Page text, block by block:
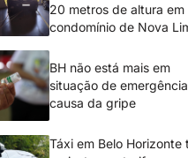
20 metros de altura em
condomínio de Nova
BH não está mais em
situação de
causa da gripe
Táxi em Belo Horizonte